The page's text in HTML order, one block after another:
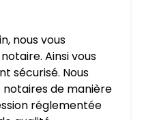
nous vous
Ainsi vous
sécurisé. Nous
de manière
réglementée